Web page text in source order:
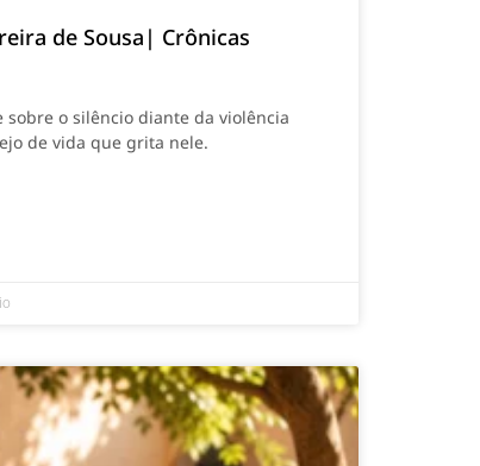
de Sousa| Crônicas
sobre o silêncio diante da violência
de vida que grita nele.